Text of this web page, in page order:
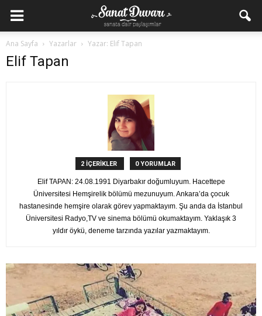
Ana Sayfa Yazarlar Yazar: Elif Tapan
Elif Tapan
2 İÇERİKLER 0 YORUMLAR
Elif TAPAN: 24.08.1991 Diyarbakır doğumluyum. Hacettepe
Üniversitesi Hemşirelik bölümü mezunuyum. Ankara’da çocuk
hastanesinde hemşire olarak görev yapmaktayım. Şu anda da İstanbul
Üniversitesi Radyo,TV ve sinema bölümü okumaktayım. Yaklaşık 3
yıldır öykü, deneme tarzında yazılar yazmaktayım.